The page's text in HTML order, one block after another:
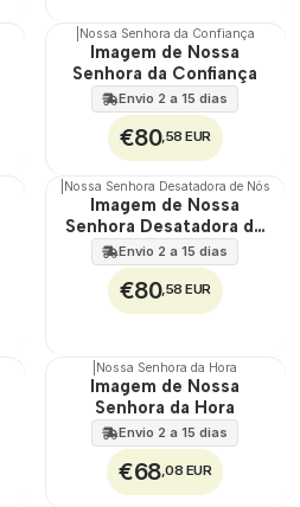
🇵🇹
100%
Nossa Senhora da Confiança
Imagem de Nossa
Senhora da Confiança
Envio 2 a 15 dias
€80,58 EUR
🇵🇹
100%
Nossa Senhora Desatadora de Nós
Imagem de Nossa
Senhora Desatadora de
Nós
Envio 2 a 15 dias
€80,58 EUR
🇵🇹
100%
Nossa Senhora da Hora
Imagem de Nossa
Senhora da Hora
Envio 2 a 15 dias
€68,08 EUR